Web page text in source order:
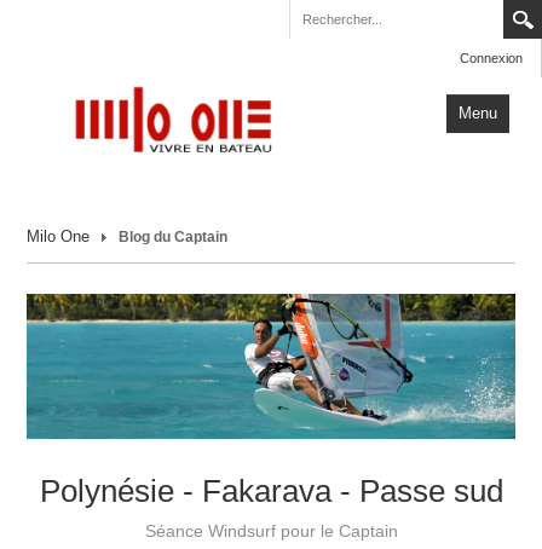
Connexion
Menu
Carnets de Voyage
Actualités
Plus
Milo One Blog du Captain
Polynésie - Fakarava - Passe sud
Séance Windsurf pour le Captain